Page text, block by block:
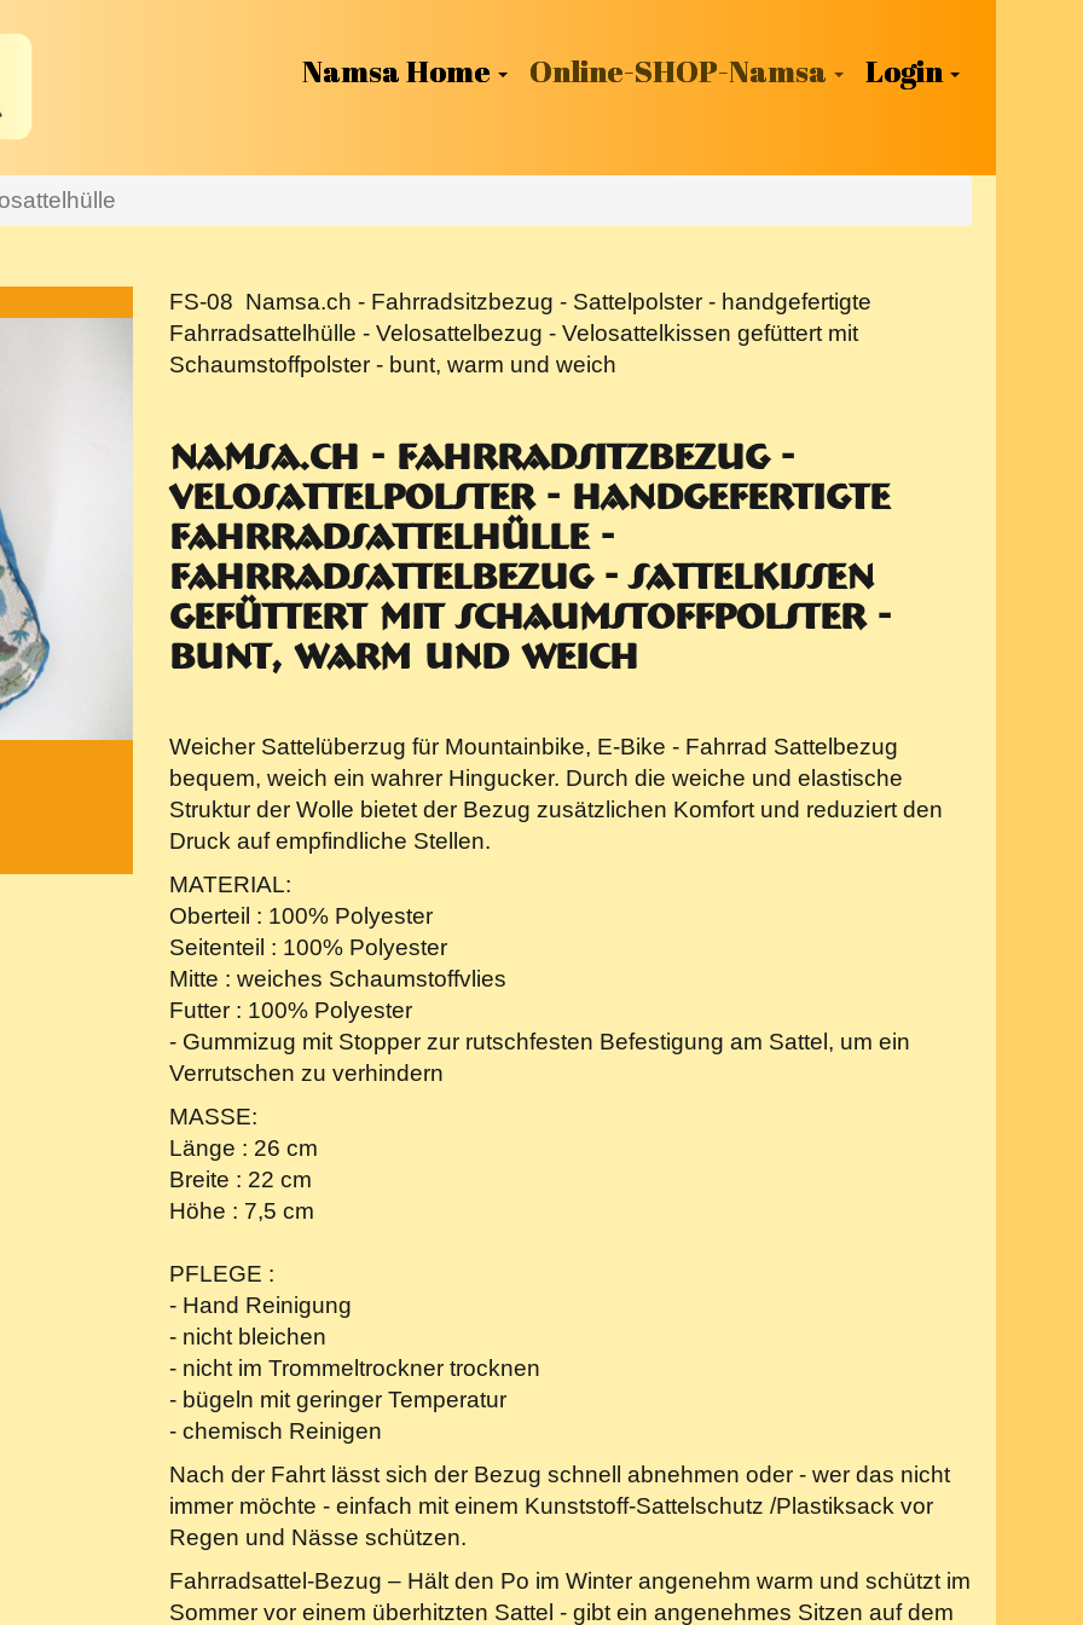
Namsa Home Online-SHOP-Namsa Login
FS-08 Namsa.ch - Fahrradsitzbezug - Sattelpolster - handgefertigte
Fahrradsattelhülle - Velosattelbezug - Velosattelkissen gefüttert mit
Schaumstoffpolster - bunt, warm und weich
Namsa.ch - Fahrradsitzbezug -
Velosattelpolster - handgefertigte
Fahrradsattelhülle -
Fahrradsattelbezug - Sattelkissen
gefüttert mit Schaumstoffpolster -
bunt, warm und weich
Weicher Sattelüberzug für Mountainbike, E-Bike - Fahrrad Sattelbezug
bequem, weich ein wahrer Hingucker. Durch die weiche und elastische
Struktur der Wolle bietet der Bezug zusätzlichen Komfort und reduziert den
Druck auf empfindliche Stellen.
MATERIAL:
Oberteil : 100% Polyester
Seitenteil : 100% Polyester
Mitte : weiches Schaumstoffvlies
Futter : 100% Polyester
- Gummizug mit Stopper zur rutschfesten Befestigung am Sattel, um ein
Verrutschen zu verhindern
MASSE:
Länge : 26 cm
Breite : 22 cm
Höhe : 7,5 cm
PFLEGE :
- Hand Reinigung
- nicht bleichen
- nicht im Trommeltrockner trocknen
- bügeln mit geringer Temperatur
- chemisch Reinigen
Nach der Fahrt lässt sich der Bezug schnell abnehmen oder - wer das nicht
immer möchte - einfach mit einem Kunststoff-Sattelschutz /Plastiksack vor
Regen und Nässe schützen.
Fahrradsattel-Bezug – Hält den Po im Winter angenehm warm und schützt im
Sommer vor einem überhitzten Sattel - gibt ein angenehmes Sitzen auf dem